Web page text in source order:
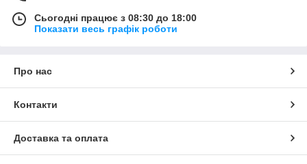
Сьогодні працює з 08:30 до 18:00
Показати весь графік роботи
Про нас
Контакти
Доставка та оплата